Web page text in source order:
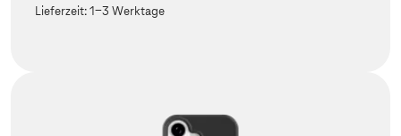
Lieferzeit:1-3 Werktage